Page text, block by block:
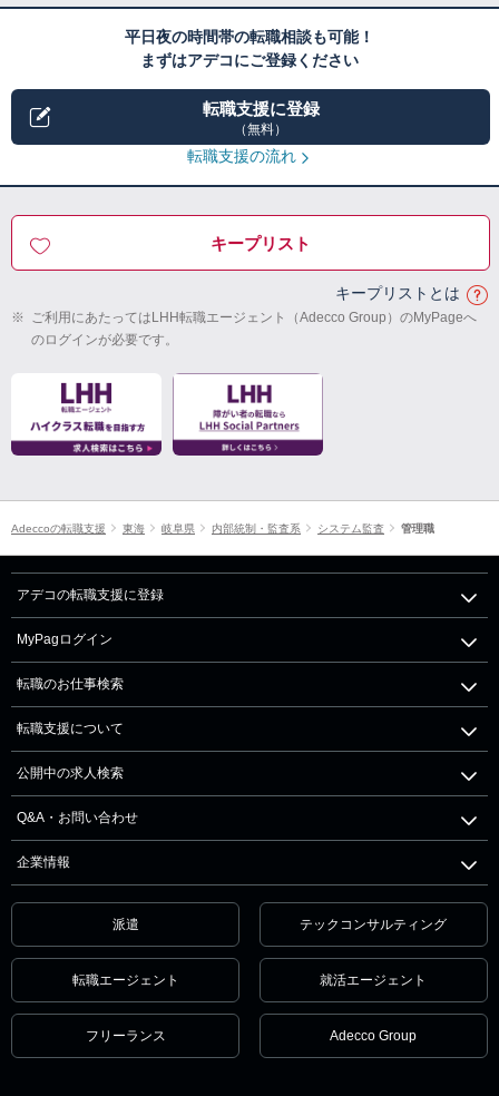
平日夜の時間帯の転職相談も可能！
まずはアデコにご登録ください
転職支援に登録
（無料）
転職支援の流れ
キープリスト
キープリストとは
※ ご利用にあたってはLHH転職エージェント（Adecco Group）のMyPageへ
のログインが必要です。
Adeccoの転職支援 東海 岐阜県 内部統制・監査系 システム監査 管理職
アデコの転職支援に登録
MyPagログイン
転職のお仕事検索
転職支援について
公開中の求人検索
Q&A・お問い合わせ
企業情報
派遣 テックコンサルティング
転職エージェント 就活エージェント
フリーランス Adecco Group